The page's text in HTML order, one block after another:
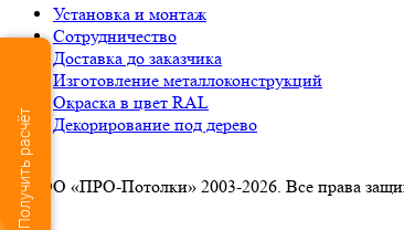
Установка и монтаж
Сотрудничество
Доставка до заказчика
Изготовление металлоконструкций
Окраска в цвет RAL
Декорирование под дерево
© ООО «ПРО-Потолки» 2003-2026. Все права
×
Получить расчёт